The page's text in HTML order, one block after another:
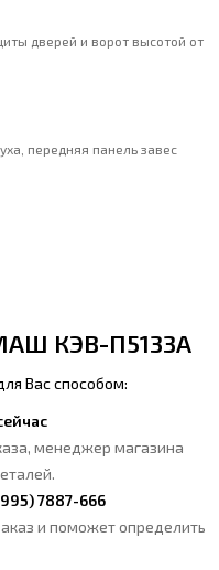
дверей и ворот высотой от
передняя панель завес
КЭВ-П5133А
Вас способом:
менеджер магазина
7887-666
и поможет определить